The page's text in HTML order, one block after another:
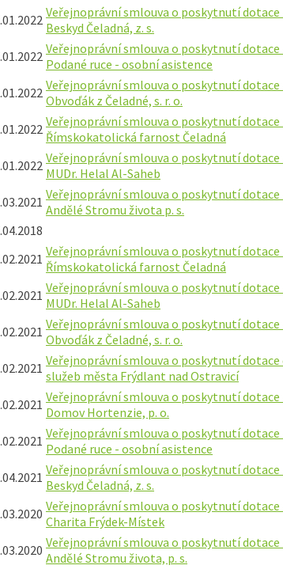
Veřejnoprávní smlouva o poskytnutí dotace
Beskyd Čeladná, z. s.
Veřejnoprávní smlouva o poskytnutí dotace
Podané ruce - osobní asistence
Veřejnoprávní smlouva o poskytnutí dotace
Obvoďák z Čeladné, s. r. o.
Veřejnoprávní smlouva o poskytnutí dotace
Římskokatolická farnost Čeladná
Veřejnoprávní smlouva o poskytnutí dotace
MUDr. Helal Al-Saheb
Veřejnoprávní smlouva o poskytnutí dotace
Andělé Stromu života p. s.
Veřejnoprávní smlouva o poskytnutí dotace
Římskokatolická farnost Čeladná
Veřejnoprávní smlouva o poskytnutí dotace
MUDr. Helal Al-Saheb
Veřejnoprávní smlouva o poskytnutí dotace
Obvoďák z Čeladné, s. r. o.
Veřejnoprávní smlouva o poskytnutí dotace
služeb města Frýdlant nad Ostravicí
Veřejnoprávní smlouva o poskytnutí dotace
Domov Hortenzie, p. o.
Veřejnoprávní smlouva o poskytnutí dotace
Podané ruce - osobní asistence
Veřejnoprávní smlouva o poskytnutí dotace
Beskyd Čeladná, z. s.
Veřejnoprávní smlouva o poskytnutí dotace
Charita Frýdek-Místek
Veřejnoprávní smlouva o poskytnutí dotace
Andělé Stromu života, p. s.